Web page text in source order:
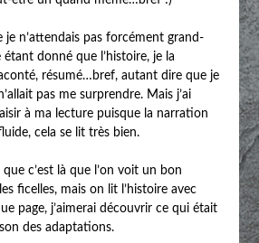
je n’attendais pas forcément grand-
donné que l’histoire, je la
résumé…bref, autant dire que je
pas me surprendre. Mais j’ai
à ma lecture puisque la narration
cela se lit très bien.
c’est là que l’on voit un bon
ficelles, mais on lit l’histoire avec
page, j’aimerai découvrir ce qui était
des adaptations.